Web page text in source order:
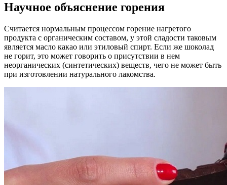
Научное объяснение горения
Считается нормальным процессом горение нагретого
продукта с органическим составом, у этой сладости таковым
является масло какао или этиловый спирт. Если же шоколад
не горит, это может говорить о присутствии в нем
неорганических (синтетических) веществ, чего не может быть
при изготовлении натурального лакомства.